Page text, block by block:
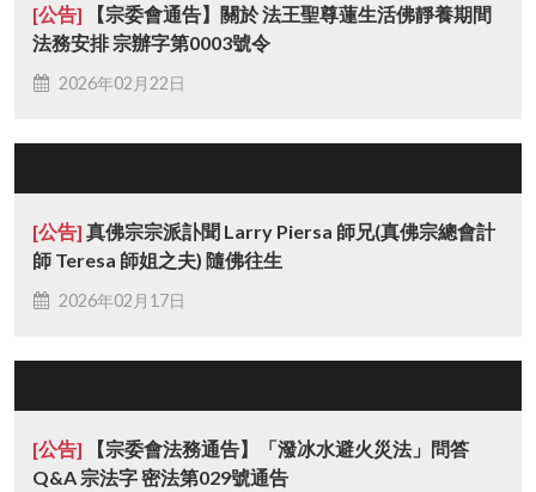
[公告] 【宗委會通告】關於 法王聖尊蓮生活佛靜養期間
法務安排 宗辦字第0003號令
2026年02月22日
[公告] 真佛宗宗派訃聞 Larry Piersa 師兄(真佛宗總會計
師 Teresa 師姐之夫) 隨佛往生
2026年02月17日
[公告] 【宗委會法務通告】「潑冰水避火災法」問答
Q&A 宗法字 密法第029號通告